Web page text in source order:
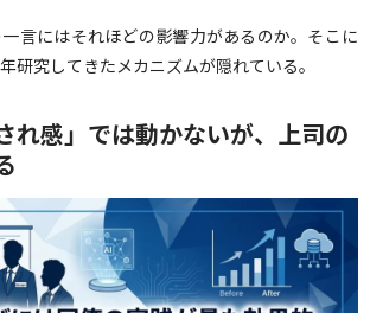
言にはそれほどの影響力があるのか。そこに
研究してきたメカニズムが隠れている。
れ感」では動かないが、上司の